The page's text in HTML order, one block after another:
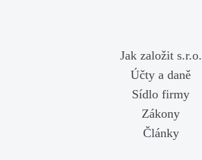
Jak založit s.r.o.
Účty a daně
Sídlo firmy
Zákony
Články